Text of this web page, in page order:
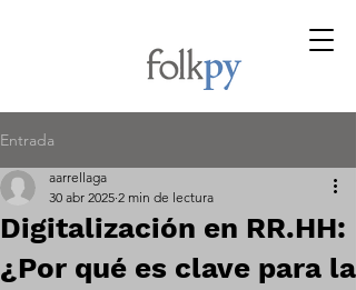
Entrada
Digitalización en RR.HH:
¿Por qué es clave para la
aarrellaga
30 abr 2025 2 min de lectura